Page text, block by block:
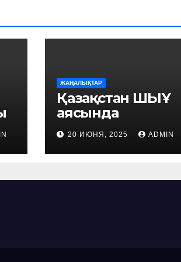
ЖАҢАЛЫҚТАР
Қазақстан ШЫҰ
аясында
цифрландыру
саласындағы
ынтымақтастықт
20 ИЮНЯ, 2025 ADMIN